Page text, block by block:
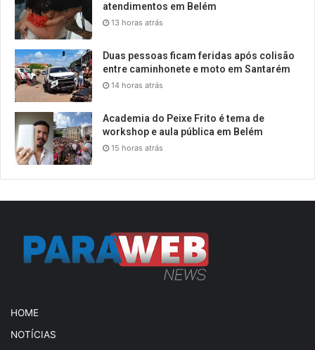
atendimentos em Belém
13 horas atrás
Duas pessoas ficam feridas após colisão
entre caminhonete e moto em Santarém
14 horas atrás
Academia do Peixe Frito é tema de
workshop e aula pública em Belém
15 horas atrás
HOME
NOTÍCIAS